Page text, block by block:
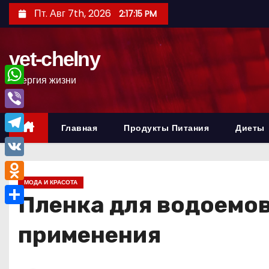
е
с
Пт. Авг 7th, 2026 2:17:16 PM
vet-chelny
Энергия жизни
Главная Продукты Питания Диеты
МОДА И КРАСОТА
Пленка для
применения
W
h
a
t
A
p
V
i
b
e
T
e
l
e
V
K
O
d